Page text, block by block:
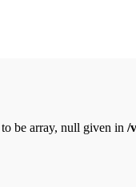
be array, null given in /